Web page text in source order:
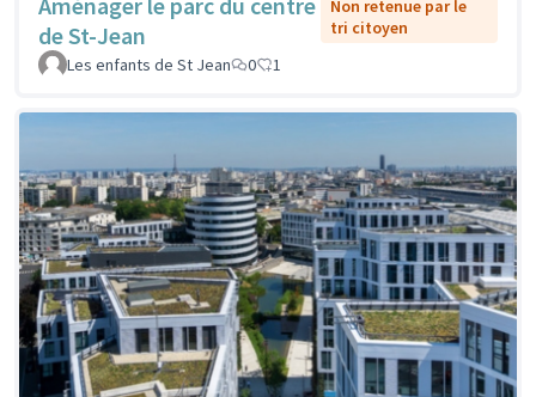
de St-Jean
Non retenue par le
tri citoyen
Les enfants de St Jean
0 1